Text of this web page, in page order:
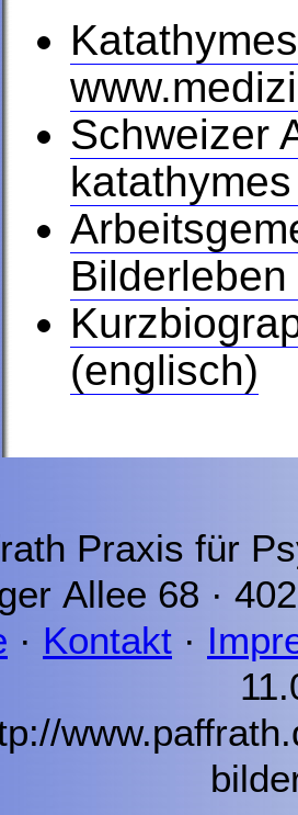
Schweizer
(englisch)
Praxis für
Allee 68 ·
· Kontakt ·